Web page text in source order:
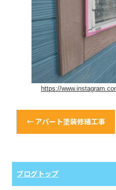
https://
← アパート塗装修繕工事
ブログトップ